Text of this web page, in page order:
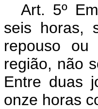
Art. 5º
seis horas,
repouso ou
região, não
Entre duas
onze horas